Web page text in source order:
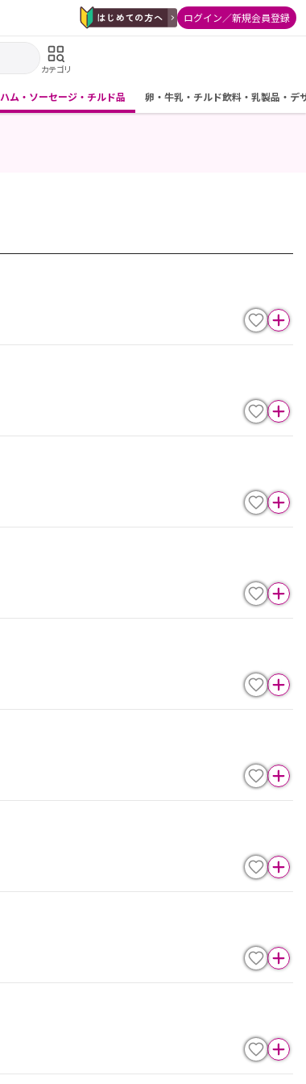
ログイン／新規会員登録
カテゴリ
ハム・ソーセージ・チルド品 卵・牛乳・チルド飲料・乳製品・デ